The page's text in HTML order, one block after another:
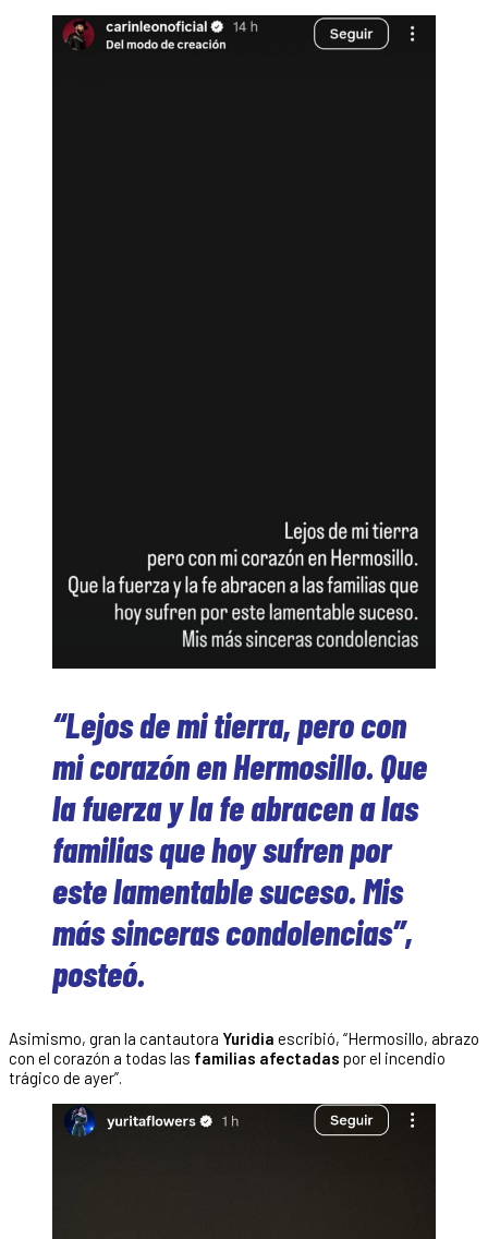
“Lejos de mi tierra, pero con
mi corazón en Hermosillo. Que
la fuerza y la fe abracen a las
familias que hoy sufren por
este lamentable suceso. Mis
más sinceras condolencias”,
posteó.
Asimismo, gran la cantautora Yuridia escribió, “Hermosillo, abrazo
con el corazón a todas las familias afectadas por el incendio
trágico de ayer”.